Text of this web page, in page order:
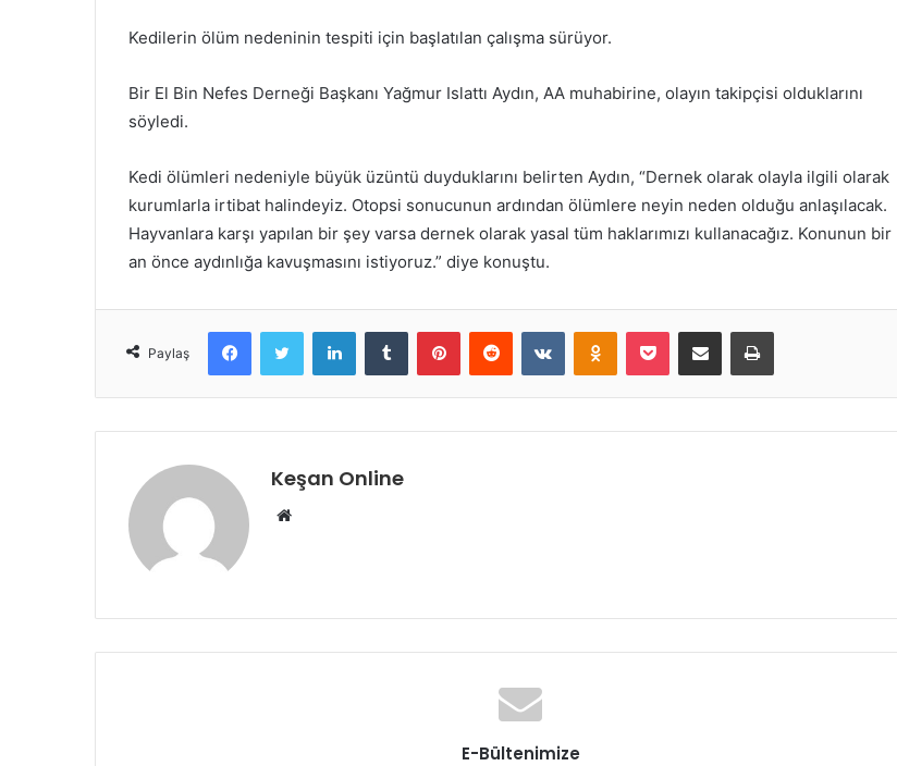
Kedilerin ölüm nedeninin tespiti için başlatılan çalışma sürüyor.
Bir El Bin Nefes Derneği Başkanı Yağmur Islattı Aydın, AA muhabirine, olayın takipçisi olduklarını
söyledi.
Kedi ölümleri nedeniyle büyük üzüntü duyduklarını belirten Aydın, “Dernek olarak olayla ilgili olarak
kurumlarla irtibat halindeyiz. Otopsi sonucunun ardından ölümlere neyin neden olduğu anlaşılacak.
Hayvanlara karşı yapılan bir şey varsa dernek olarak yasal tüm haklarımızı kullanacağız. Konunun bir
an önce aydınlığa kavuşmasını istiyoruz.” diye konuştu.
Paylaş
FacebookTwitter LinkedInTumblr PinterestReddit VKontakteOdnoklassniki
Pocket E-Posta ile paylaş Yazdır
Keşan Online
Web
E-Bültenimize